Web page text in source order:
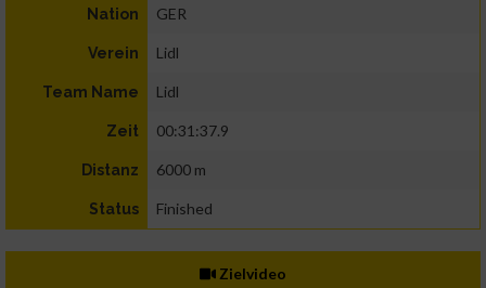
Nation GER
Verein Lidl
Team Name Lidl
Zeit 00:31:37.9
Distanz 6000 m
Status Finished
Zielvideo